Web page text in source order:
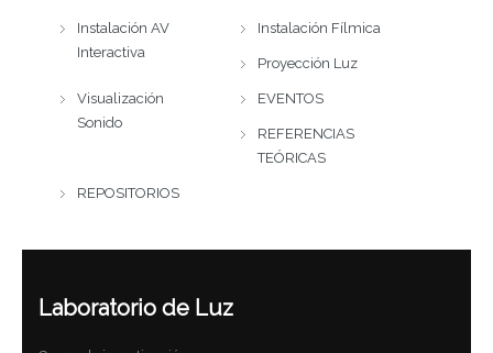
Instalación AV
Interactiva
Instalación Fílmica
Proyección Luz
Visualización
Sonido
EVENTOS
REFERENCIAS
TEÓRICAS
REPOSITORIOS
Laboratorio de Luz